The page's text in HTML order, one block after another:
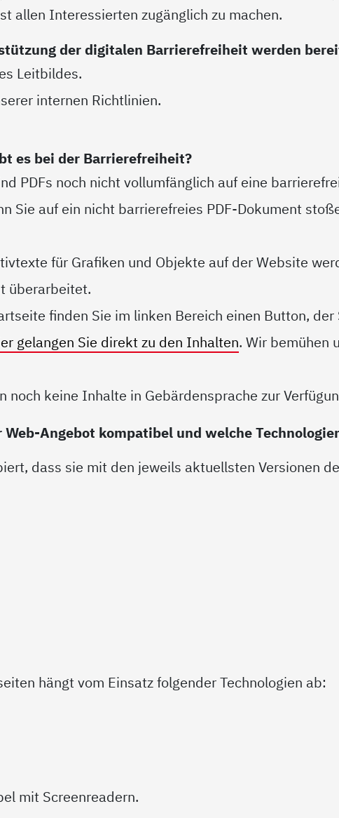
allen Interessierten zugänglich zu machen.
der digitalen Barrierefreiheit werden
Leitbildes.
internen Richtlinien.
es bei der Barrierefreiheit?
PDFs noch nicht vollumfänglich auf eine
Sie auf ein nicht barrierefreies PDF-Dokument
für Grafiken und Objekte auf der Website
überarbeitet.
finden Sie im linken Bereich einen Button,
gelangen Sie direkt zu den Inhalten. Wir bemühen
noch keine Inhalte in Gebärdensprache zur
Angebot kompatibel und welche
dass sie mit den jeweils aktuellsten Versionen
hängt vom Einsatz folgender Technologien ab:
mit Screenreadern.